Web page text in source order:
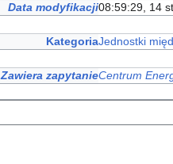
Data modyfikacji08:59:29, 14
KategoriaJednostki
Zawiera zapytanieCentrum